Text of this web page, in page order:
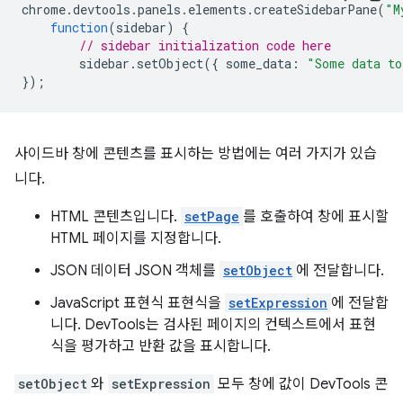
chrome.devtools .panels . elements .createSidebarPane(
function(sidebar)
{
// sidebar initialization code here
sidebar . setObject({ some_data :
"Some data
});
사이드바 창에 콘텐츠를 표시하는 방법에는 여러 가지가 있습
니다.
HTML 콘텐츠입니다. setPage 를 호출하여 창에 표시할
HTML 페이지를 지정합니다.
JSON 데이터 JSON 객체를 setObject 에 전달합니다.
JavaScript 표현식 표현식을 setExpression 에 전달합
니다. DevTools는 검사된 페이지의 컨텍스트에서 표현
식을 평가하고 반환 값을 표시합니다.
setObject 와 setExpression 모두 창에 값이 DevTools 콘